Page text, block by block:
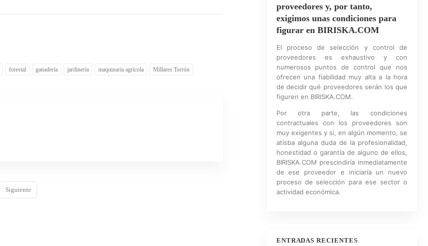
forestal ganadería jardinería maquinaria agrícola Millares Torrón
Siguiente
proveedores y, por tanto,
exigimos unas condiciones para
figurar en BIRISKA.COM
El proceso de selección y control de
proveedores es exhaustivo y con
numerosos puntos de control que nos
ofrecen una fiabilidad muy alta a la hora
de decidir qué proveedores serán los que
figuren en BIRISKA.COM.
Por otra parte, las condiciones
contractuales con los proveedores son
muy exigentes y si, en algún momento, se
atisba alguna duda de la profesionalidad,
honestidad o garantía de alguno de ellos,
BIRISKA.COM prescindiría inmediatamente
de ese proveedor e iniciaría un nuevo
proceso de selección para ese sector o
actividad económica.
ENTRADAS RECIENTES